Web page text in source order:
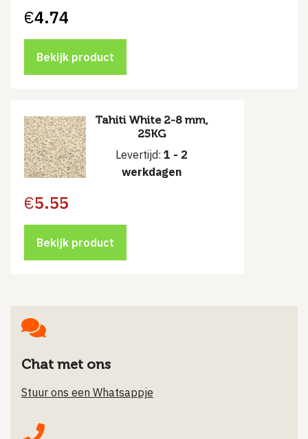
€4.74
Bekijk product
Tahiti White 2-8 mm,
25KG
Levertijd: 1 - 2
werkdagen
€5.55
Bekijk product
Chat met ons
Stuur ons een Whatsappje